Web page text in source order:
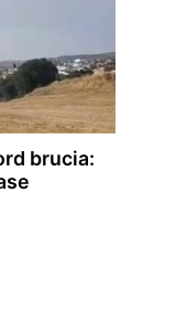
brucia: